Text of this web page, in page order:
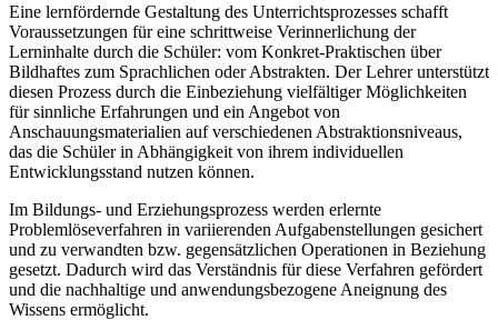
Eine lernfördernde Gestaltung des Unterrichtsprozesses schafft
Voraussetzungen für eine schrittweise Verinnerlichung der
Lerninhalte durch die Schüler: vom Konkret-Praktischen über
Bildhaftes zum Sprachlichen oder Abstrakten. Der Lehrer unterstützt
diesen Prozess durch die Einbeziehung vielfältiger Möglichkeiten
für sinnliche Erfahrungen und ein Angebot von
Anschauungsmaterialien auf verschiedenen Abstraktionsniveaus,
das die Schüler in Abhängigkeit von ihrem individuellen
Entwicklungsstand nutzen können.
Im Bildungs- und Erziehungsprozess werden erlernte
Problemlöseverfahren in variierenden Aufgabenstellungen gesichert
und zu verwandten bzw. gegensätzlichen Operationen in Beziehung
gesetzt. Dadurch wird das Verständnis für diese Verfahren gefördert
und die nachhaltige und anwendungsbezogene Aneignung des
Wissens ermöglicht.